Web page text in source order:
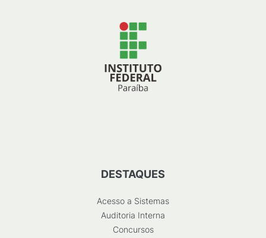
DESTAQUES
Acesso a Sistemas
Auditoria Interna
Concursos